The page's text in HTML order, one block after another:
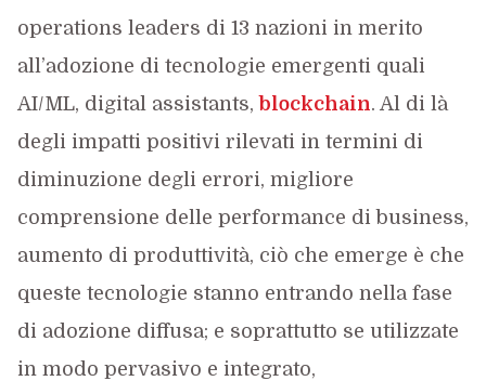
operations leaders di 13 nazioni in merito
all’adozione di tecnologie emergenti quali
AI/ML, digital assistants, blockchain. Al di là
degli impatti positivi rilevati in termini di
diminuzione degli errori, migliore
comprensione delle performance di business,
aumento di produttività, ciò che emerge è che
queste tecnologie stanno entrando nella fase
di adozione diffusa; e soprattutto se utilizzate
in modo pervasivo e integrato,